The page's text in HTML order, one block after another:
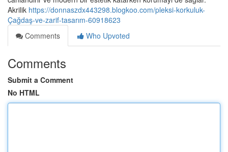
Akrilik https://donnaszdx443298.blogkoo.com/pleksi-korkuluk-
Çağdaş-ve-zarif-tasarım-60918623
Comments
Who Upvoted
Comments
Submit a Comment
No HTML